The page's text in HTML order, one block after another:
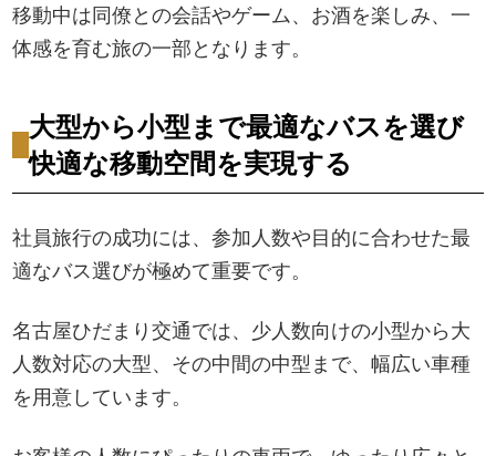
移動中は同僚との会話やゲーム、お酒を楽しみ、一
体感を育む旅の一部となります。
大型から小型まで最適なバスを選び
快適な移動空間を実現する
社員旅行の成功には、参加人数や目的に合わせた最
適なバス選びが極めて重要です。
名古屋ひだまり交通では、少人数向けの小型から大
人数対応の大型、その中間の中型まで、幅広い車種
を用意しています。